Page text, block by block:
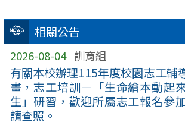
相關公告
2026-08-04 訓育組
有關本校辦理115年度校園志工輔
畫，志工培訓－「生命繪本動起
生」研習，歡迎所屬志工報名參
請查照。